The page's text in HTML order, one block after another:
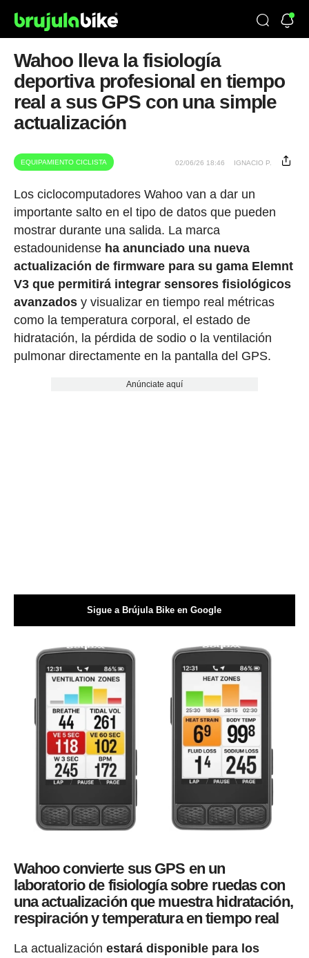
Wahoo lleva la fisiología
deportiva profesional en tiempo
real a sus GPS con una simple
actualización
EQUIPAMIENTO CICLISTA 02/06/26 18:46 IGNACIO P.
Los ciclocomputadores Wahoo van a dar un
importante salto en el tipo de datos que pueden
mostrar durante una salida. La marca
estadounidenseha anunciado una nueva
actualización de firmware para su gama Elemnt
V3 que permitirá integrar sensores fisiológicos
avanzados y visualizar en tiempo real métricas
como la temperatura corporal, el estado de
hidratación, la pérdida de sodio o la ventilación
pulmonar directamente en la pantalla del GPS.
Anúnciate aquí
Sigue a Brújula Bike en Google
Wahoo convierte sus GPS en un
laboratorio de fisiología sobre ruedas con
una actualización que muestra hidratación,
respiración y temperatura en tiempo real
La actualización estará disponible para los